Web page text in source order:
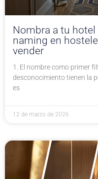
Nombra a tu hotel
naming en
vender
1. El nombre como primer
desconocimiento tienen la
es
12 de marzo de 2026